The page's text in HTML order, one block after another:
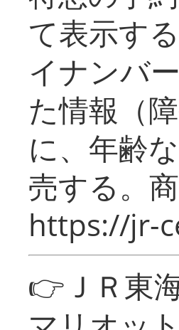
て表示す
イナンバ
た情報（
に、年齢
売する。
https://jr-
👉ＪＲ東